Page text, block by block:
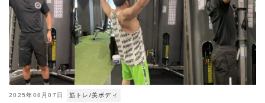
2025年08月07日 筋トレ/美ボディ